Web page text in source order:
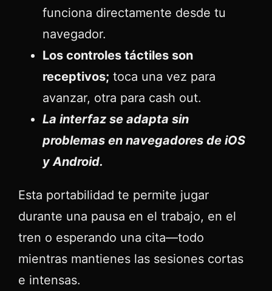
funciona directamente desde tu
navegador.
Los controles táctiles son
receptivos; toca una vez para
avanzar, otra para cash out.
La interfaz se adapta sin
problemas en navegadores de iOS
y Android.
Esta portabilidad te permite jugar
durante una pausa en el trabajo, en el
tren o esperando una cita—todo
mientras mantienes las sesiones cortas
e intensas.